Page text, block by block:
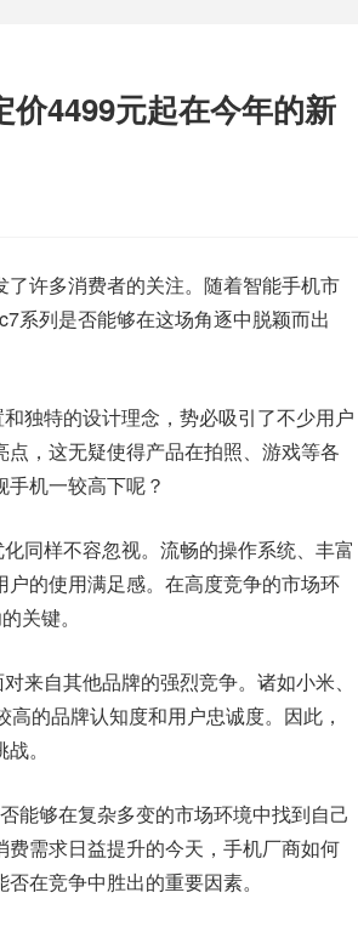
4499元起在今年的新
许多消费者的关注。随着智能手机市
系列是否能够在这场角逐中脱颖而出
独特的设计理念，势必吸引了不少用户
，这无疑使得产品在拍照、游戏等各
机一较高下呢？
同样不容忽视。流畅的操作系统、丰富
的使用满足感。在高度竞争的市场环
关键。
来自其他品牌的强烈竞争。诸如小米、
的品牌认知度和用户忠诚度。因此，
。
能够在复杂多变的市场环境中找到自己
需求日益提升的今天，手机厂商如何
在竞争中胜出的重要因素。